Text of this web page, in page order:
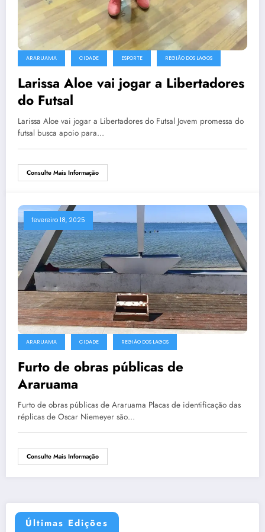
ARARUAMA CIDADE ESPORTE REGIÃO DOS LAGOS
Larissa Aloe vai jogar a Libertadores
do Futsal
Larissa Aloe vai jogar a Libertadores do Futsal Jovem promessa do
futsal busca apoio para…
Consulte Mais Informação
fevereiro 18, 2025
ARARUAMA CIDADE REGIÃO DOS LAGOS
Furto de obras públicas de
Araruama
Furto de obras públicas de Araruama Placas de identificação das
réplicas de Oscar Niemeyer são…
Consulte Mais Informação
Últimas Edições